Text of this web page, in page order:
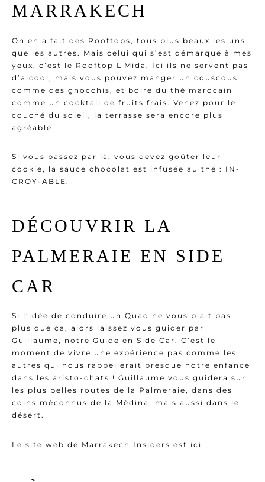
MARRAKECH
On en a fait des Rooftops, tous plus beaux les uns
que les autres. Mais celui qui s’est démarqué à mes
yeux, c’est le Rooftop L’Mida. Ici ils ne servent pas
d’alcool, mais vous pouvez manger un couscous
comme des gnocchis, et boire du thé marocain
comme un cocktail de fruits frais. Venez pour le
couché du soleil, la terrasse sera encore plus
agréable.
Si vous passez par là, vous devez goûter leur
cookie, la sauce chocolat est infusée au thé : IN-
CROY-ABLE.
DÉCOUVRIR LA
PALMERAIE EN SIDE
CAR
Si l’idée de conduire un Quad ne vous plait pas
plus que ça, alors laissez vous guider par
Guillaume, notre Guide en Side Car. C’est le
moment de vivre une expérience pas comme les
autres qui nous rappellerait presque notre enfance
dans les aristo-chats ! Guillaume vous guidera sur
les plus belles routes de la Palmeraie, dans des
coins méconnus de la Médina, mais aussi dans le
désert.
Le site web de Marrakech Insiders est ici